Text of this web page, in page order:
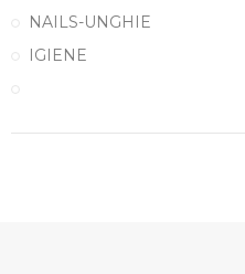
NAILS-UNGHIE
IGIENE